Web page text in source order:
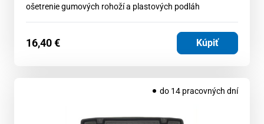
ošetrenie gumových rohoží a plastových podláh
16,40€ Kúpiť
do 14 pracovných dní